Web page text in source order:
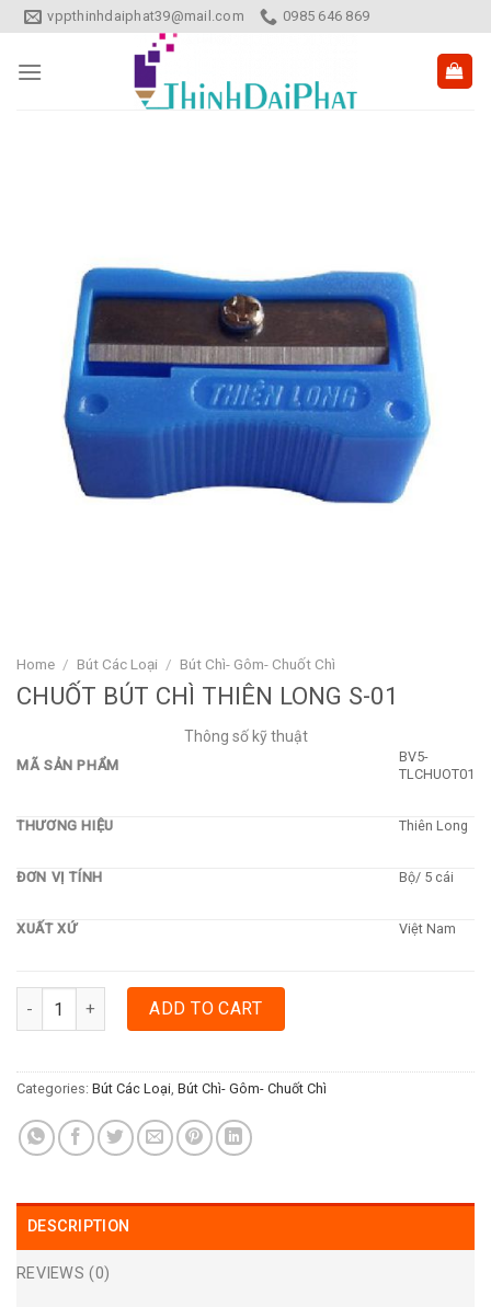
Skip
to
content
vppthinhdaiphat39@mail.com 0985 646 869
Home / Bút Các Loại / Bút Chì- Gôm- Chuốt Chì
CHUỐT BÚT CHÌ THIÊN LONG S-01
Thông số kỹ thuật
MÃ SẢN PHẨM
BV5-
TLCHUOT01
THƯƠNG HIỆU Thiên Long
ĐƠN VỊ TÍNH Bộ/ 5 cái
XUẤT XỨ Việt Nam
CHUỐT BÚT CHÌ THIÊN LONG S-01 quantity
ADD TO CART
Categories: Bút Các Loại Bút Chì- Gôm- Chuốt Chì
DESCRIPTION
REVIEWS (0)